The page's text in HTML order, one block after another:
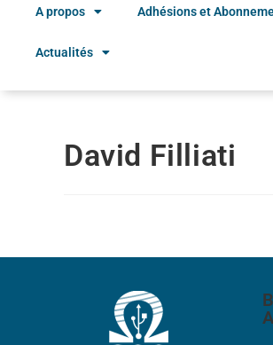
A propos Adhésions et
Actualités
David Filliati